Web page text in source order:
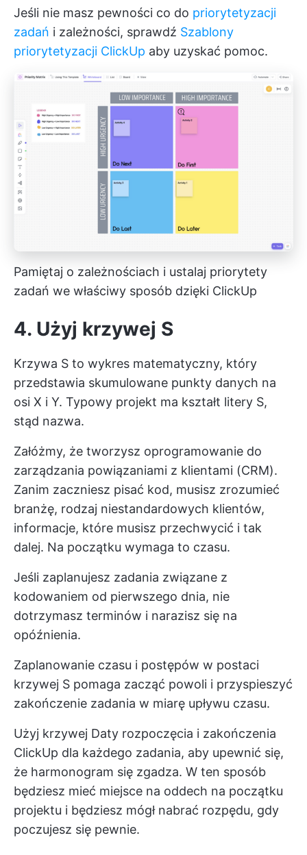
Jeśli nie masz pewności co do priorytetyzacji
zadań i zależności, sprawdź Szablony
priorytetyzacji ClickUp aby uzyskać pomoc.
Pamiętaj o zależnościach i ustalaj priorytety
zadań we właściwy sposób dzięki ClickUp
4. Użyj krzywej S
Krzywa S to wykres matematyczny, który
przedstawia skumulowane punkty danych na
osi X i Y. Typowy projekt ma kształt litery S,
stąd nazwa.
Załóżmy, że tworzysz oprogramowanie do
zarządzania powiązaniami z klientami (CRM).
Zanim zaczniesz pisać kod, musisz zrozumieć
branżę, rodzaj niestandardowych klientów,
informacje, które musisz przechwycić i tak
dalej. Na początku wymaga to czasu.
Jeśli zaplanujesz zadania związane z
kodowaniem od pierwszego dnia, nie
dotrzymasz terminów i narazisz się na
opóźnienia.
Zaplanowanie czasu i postępów w postaci
krzywej S pomaga zacząć powoli i przyspieszyć
zakończenie zadania w miarę upływu czasu.
Użyj krzywej Daty rozpoczęcia i zakończenia
ClickUp dla każdego zadania, aby upewnić się,
że harmonogram się zgadza. W ten sposób
będziesz mieć miejsce na oddech na początku
projektu i będziesz mógł nabrać rozpędu, gdy
poczujesz się pewnie.